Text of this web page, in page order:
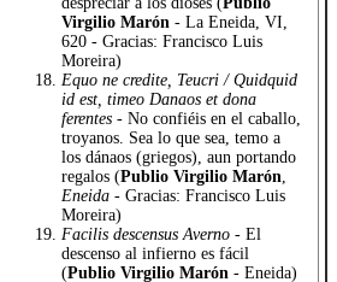
Virgilio Marón - La Eneida, VI,
620 - Gracias: Francisco Luis
Moreira)
Equo ne credite, Teucri / Quidquid
id est, timeo Danaos et dona
ferentes - No confiéis en el caballo,
troyanos. Sea lo que sea, temo a
los dánaos (griegos), aun portando
regalos (Publio Virgilio Marón,
Eneida - Gracias: Francisco Luis
Moreira)
Facilis descensus Averno - El
descenso al infierno es fácil
(Publio Virgilio Marón - Eneida)